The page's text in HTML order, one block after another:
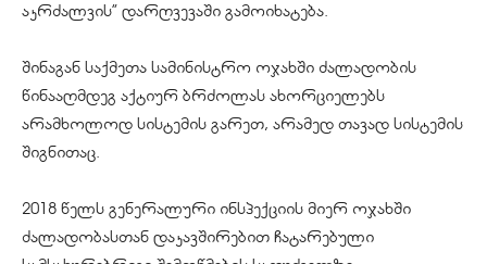
აკრძალვის” დარღვევაში გამოიხატება.
შინაგან საქმეთა სამინისტრო ოჯახში ძალადობის
წინააღმდეგ აქტიურ ბრძოლას ახორციელებს
არამხოლოდ სისტემის გარეთ, არამედ თავად სისტემის
შიგნითაც.
2018 წელს გენერალური ინსპექციის მიერ ოჯახში
ძალადობასთან დაკავშირებით ჩატარებული